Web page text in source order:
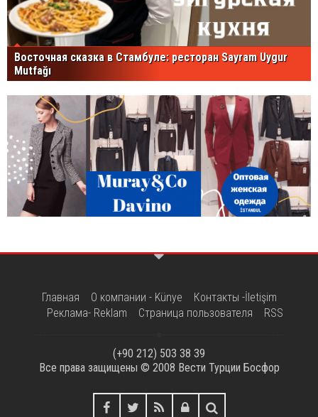
Восточная сказка в Стамбуле: ресторан Sayram Uygur
Mutfağı
Главная О компании - Künye
Контакты -İletişim
Реклама- Reklam
Страница пользователя RSS
(+90 212) 503 38 39
Все права защищены © 2008 Вести Турции Босфор